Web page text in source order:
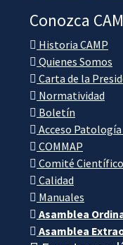
Conozca
Historia CAMP
Quienes Somos
Carta de la
Normatividad
Boletín
Acceso
COMMAP
Comité Científico
Calidad
Manuales
Asamblea
Asamblea